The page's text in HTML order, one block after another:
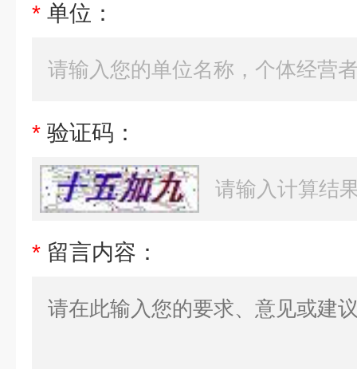
* 单位：
* 验证码：
* 留言内容：